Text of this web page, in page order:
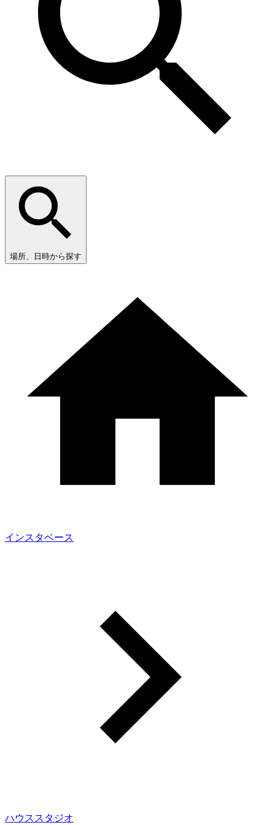
場所、日時から探す
インスタベース
ハウススタジオ